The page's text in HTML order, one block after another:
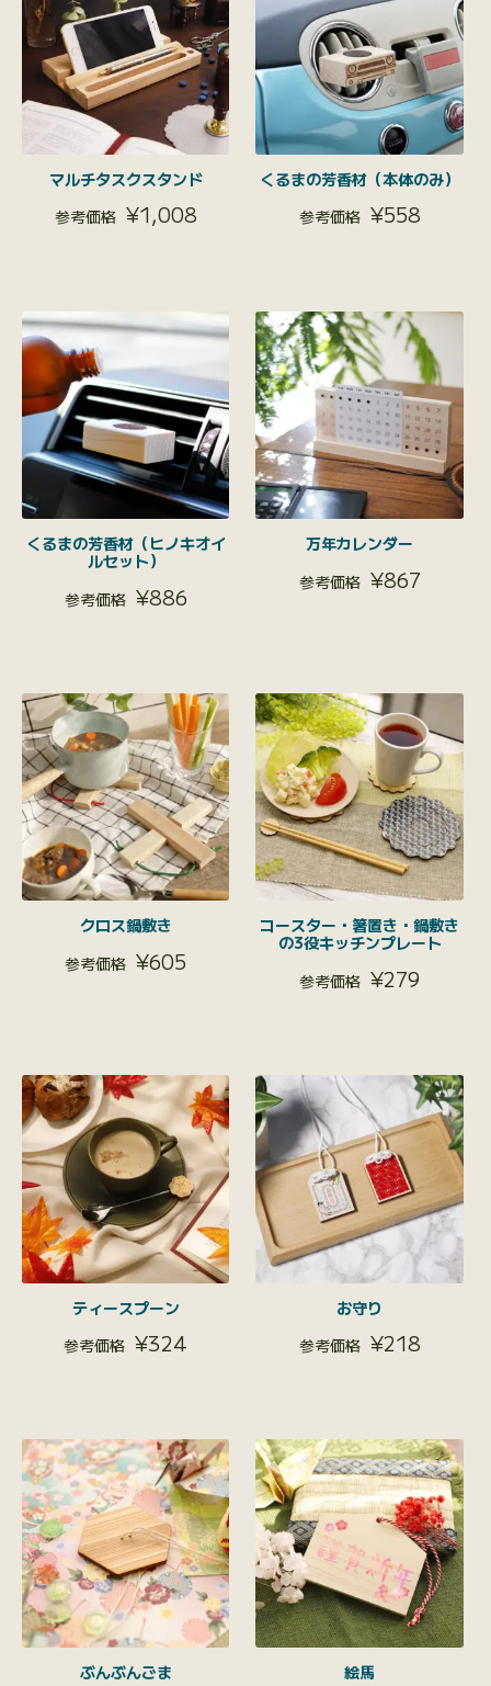
マルチタスクスタンド
¥1,008
くるまの芳香材（本体のみ）
¥558
くるまの芳香材（ヒノキオイ
ルセット）
¥886
万年カレンダー
¥867
クロス鍋敷き
¥605
コースター・箸置き・鍋敷き
の3役キッチンプレート
¥279
ティースプーン
¥324
お守り
¥218
ぶんぶんごま 絵馬